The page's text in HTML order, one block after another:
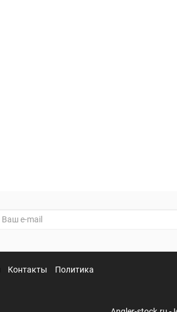
Контакты
Политика